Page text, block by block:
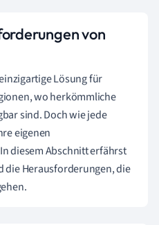
von
Lösung für
wo herkömmliche
sind. Doch wie jede
eigenen
diesem Abschnitt erfährst
die Herausforderungen, die